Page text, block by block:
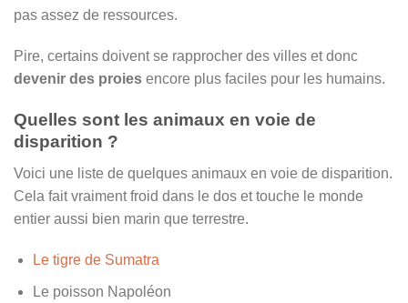
pas assez de ressources.
Pire, certains doivent se rapprocher des villes et donc
devenir des proies encore plus faciles pour les humains.
Quelles sont les animaux en voie de
disparition ?
Voici une liste de quelques animaux en voie de disparition.
Cela fait vraiment froid dans le dos et touche le monde
entier aussi bien marin que terrestre.
Le tigre de Sumatra
Le poisson Napoléon